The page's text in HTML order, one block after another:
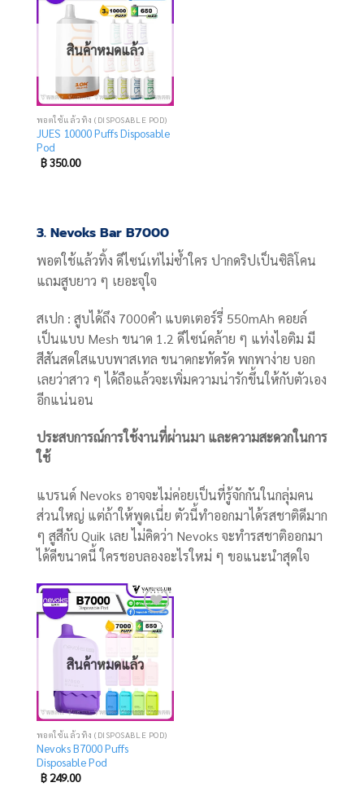
Add
to
wishlist
สินค้าหมดแล้ว
พอตใช้แล้วทิ้ง (DISPOSABLE POD)
JUES 10000 Puffs Disposable
Pod
฿350.00
3. Nevoks Bar B7000
พอตใช้แล้วทิ้ง ดีไซน์เท่ไม่ซ้ำใคร ปากดริปเป็นซิลิโคน
แถมสูบยาว ๆ เยอะจุใจ
สเปก : สูบได้ถึง 7000คำ แบตเตอร์รี่ 550mAh คอยล์
เป็นแบบ Mesh ขนาด 1.2 ดีไซน์คล้าย ๆ แท่งไอติม มี
สีสันสดใสแบบพาสเทล ขนาดกะทัดรัด พกพาง่าย บอก
เลยว่าสาว ๆ ได้ถือแล้วจะเพิ่มความน่ารักขึ้นให้กับตัวเอง
อีกแน่นอน
ประสบการณ์การใช้งานที่ผ่านมา และความสะดวกในการ
ใช้
แบรนด์ Nevoks อาจจะไม่ค่อยเป็นที่รู้จักกันในกลุ่มคน
ส่วนใหญ่ แต่ถ้าให้พูดเนี่ย ตัวนี้ทำออกมาได้รสชาติดีมาก
ๆ สูสีกับ Quik เลย ไม่คิดว่า Nevoks จะทำรสชาติออกมา
ได้ดีขนาดนี้ ใครชอบลองอะไรใหม่ ๆ ขอแนะนำสุดใจ
Add
to
สินค้าหมดแล้ว
พอตใช้แล้วทิ้ง (DISPOSABLE POD)
Nevoks B7000 Puffs
Disposable Pod
฿249.00